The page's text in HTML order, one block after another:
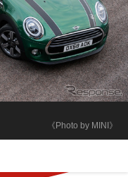
《Photo by MINI》